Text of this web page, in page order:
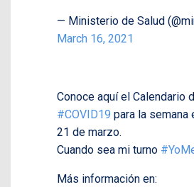
— Ministerio de Salud
March 16, 2021
Conoce aquí el Calendario
#COVID19 para la semana
21 de marzo.
Cuando sea mi turno
Más información en: